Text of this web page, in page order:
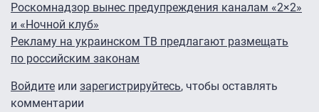
Роскомнадзор вынес предупреждения каналам «2×2»
и «Ночной клуб»
Рекламу на украинском ТВ предлагают размещать
по российским законам
Войдите или зарегистрируйтесь, чтобы оставлять
комментарии